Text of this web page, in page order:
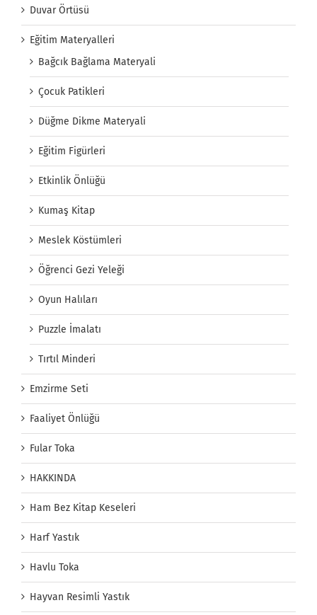
Duvar Örtüsü
Eğitim Materyalleri
Bağcık Bağlama Materyali
Çocuk Patikleri
Düğme Dikme Materyali
Eğitim Figürleri
Etkinlik Önlüğü
Kumaş Kitap
Meslek Köstümleri
Öğrenci Gezi Yeleği
Oyun Halıları
Puzzle İmalatı
Tırtıl Minderi
Emzirme Seti
Faaliyet Önlüğü
Fular Toka
HAKKINDA
Ham Bez Kitap Keseleri
Harf Yastık
Havlu Toka
Hayvan Resimli Yastık